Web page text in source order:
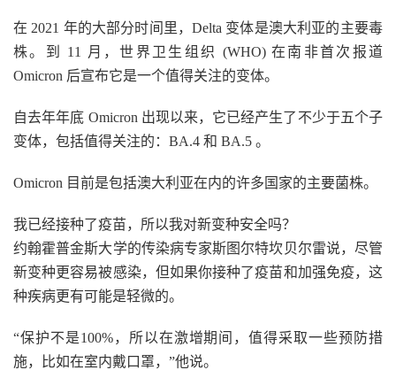
在 2021 年的大部分时间里，Delta 变体是澳大利亚的主要毒
株。到 11 月，世界卫生组织 (WHO) 在南非首次报道
Omicron 后宣布它是一个值得关注的变体。
自去年年底 Omicron 出现以来，它已经产生了不少于五个子
变体，包括值得关注的：BA.4 和 BA.5 。
Omicron 目前是包括澳大利亚在内的许多国家的主要菌株。
我已经接种了疫苗，所以我对新变种安全吗？
约翰霍普金斯大学的传染病专家斯图尔特坎贝尔雷说，尽管
新变种更容易被感染，但如果你接种了疫苗和加强免疫，这
种疾病更有可能是轻微的。
“保护不是100%，所以在激增期间，值得采取一些预防措
施，比如在室内戴口罩，”他说。